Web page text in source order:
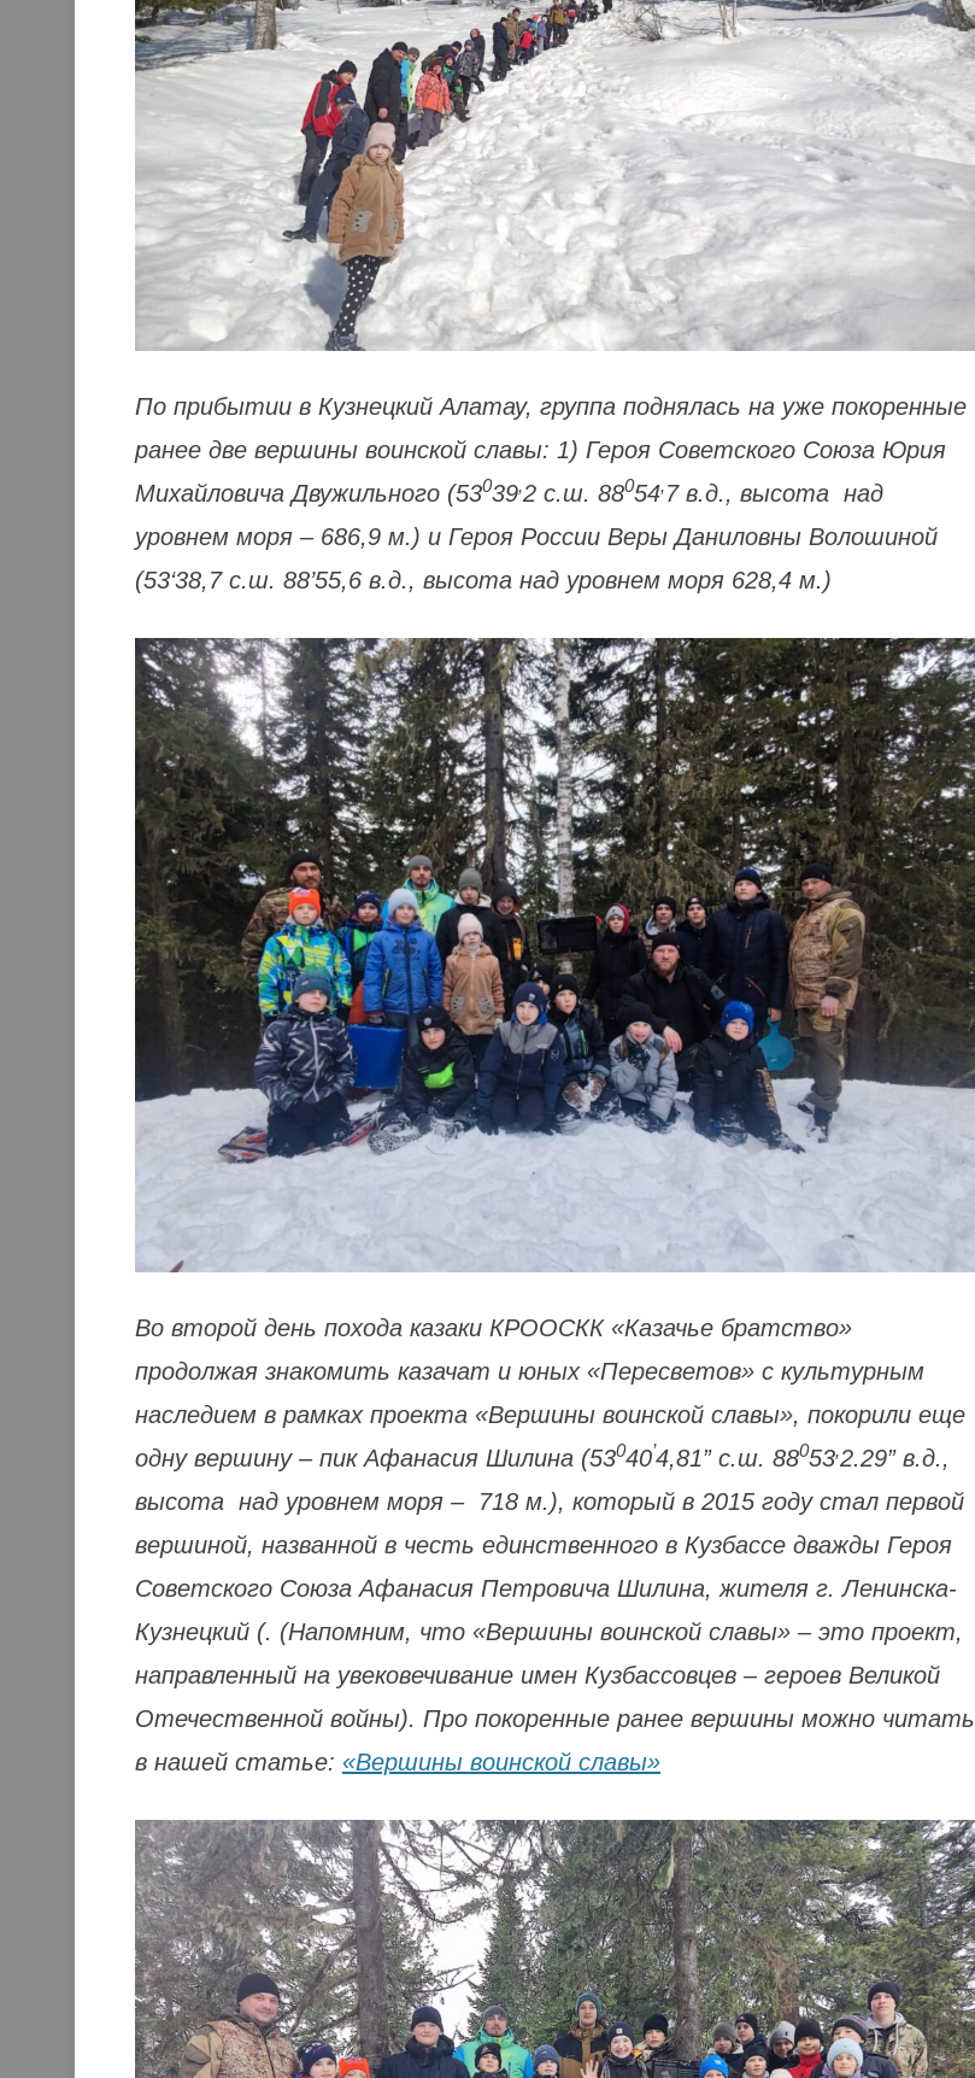
По прибытии в Кузнецкий Алатау, группа поднялась на уже покоренные
ранее две вершины воинской славы: 1) Героя Советского Союза Юрия
Михайловича Двужильного (53039,2 с.ш. 88054,7 в.д., высота над
уровнем моря – 686,9 м.) и Героя России Веры Даниловны Волошиной
(53‘38,7 с.ш. 88’55,6 в.д., высота над уровнем моря 628,4 м.)
Во второй день похода казаки КРООСКК «Казачье братство»
продолжая знакомить казачат и юных «Пересветов» с культурным
наследием в рамках проекта «Вершины воинской славы», покорили еще
одну вершину – пик Афанасия Шилина (53040’4,81” с.ш. 88053,2.29” в.д.,
высота над уровнем моря – 718 м.), который в 2015 году стал первой
вершиной, названной в честь единственного в Кузбассе дважды Героя
Советского Союза Афанасия Петровича Шилина, жителя г. Ленинска-
Кузнецкий (. (Напомним, что «Вершины воинской славы» – это проект,
направленный на увековечивание имен Кузбассовцев – героев Великой
Отечественной войны). Про покоренные ранее вершины можно читать
в нашей статье: «Вершины воинской славы»